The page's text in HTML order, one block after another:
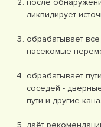
после
ликвидирует
обрабатывает
насекомые
обрабатывает
соседей -
пути и другие